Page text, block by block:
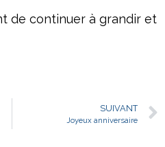
de continuer à grandir et
SUIVANT
Joyeux anniversaire